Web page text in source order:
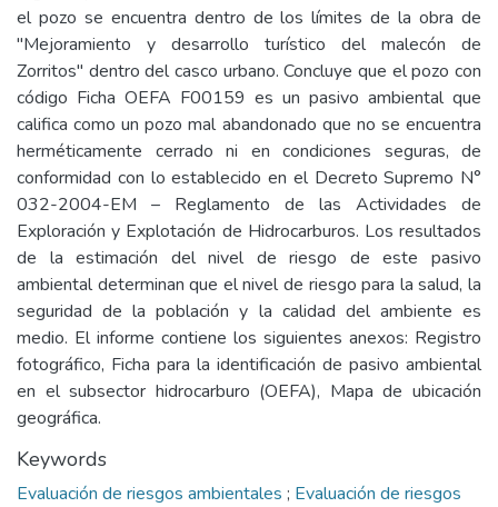
el pozo se encuentra dentro de los límites de la obra de
"Mejoramiento y desarrollo turístico del malecón de
Zorritos" dentro del casco urbano. Concluye que el pozo con
código Ficha OEFA F00159 es un pasivo ambiental que
califica como un pozo mal abandonado que no se encuentra
herméticamente cerrado ni en condiciones seguras, de
conformidad con lo establecido en el Decreto Supremo N°
032-2004-EM – Reglamento de las Actividades de
Exploración y Explotación de Hidrocarburos. Los resultados
de la estimación del nivel de riesgo de este pasivo
ambiental determinan que el nivel de riesgo para la salud, la
seguridad de la población y la calidad del ambiente es
medio. El informe contiene los siguientes anexos: Registro
fotográfico, Ficha para la identificación de pasivo ambiental
en el subsector hidrocarburo (OEFA), Mapa de ubicación
geográfica.
Keywords
Evaluación de riesgos ambientales ; Evaluación de riesgos